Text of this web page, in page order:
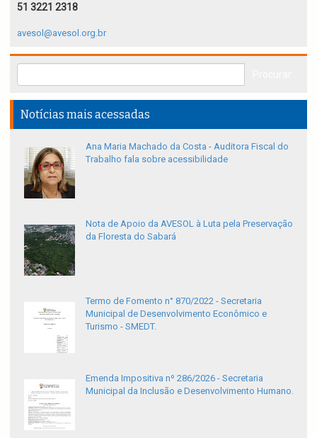
51 3221 2318
avesol@avesol.org.br
Notícias mais acessadas
Ana Maria Machado da Costa - Auditora Fiscal do
Trabalho fala sobre acessibilidade
Nota de Apoio da AVESOL à Luta pela Preservação
da Floresta do Sabará
Termo de Fomento n° 870/2022 - Secretaria
Municipal de Desenvolvimento Econômico e
Turismo - SMEDT.
Emenda Impositiva nº 286/2026 - Secretaria
Municipal da Inclusão e Desenvolvimento Humano.